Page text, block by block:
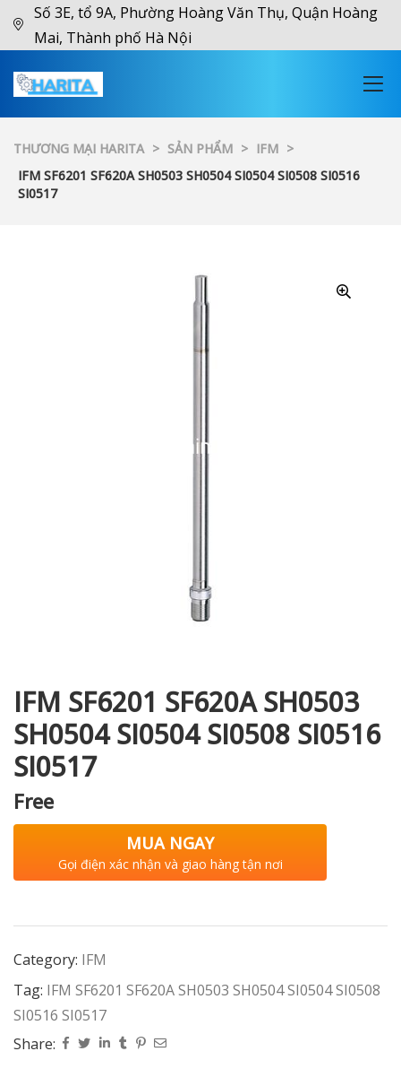
Số 3E, tổ 9A, Phường Hoàng Văn Thụ, Quận Hoàng
Mai, Thành phố Hà Nội
THƯƠNG MẠI HARITA > SẢN PHẨM > IFM >
IFM SF6201 SF620A SH0503 SH0504 SI0504 SI0508 SI0516
SI0517
IFM SF6201 SF620A SH0503
SH0504 SI0504 SI0508 SI0516
SI0517
Free
MUA NGAY
Gọi điện xác nhận và giao hàng tận nơi
Category: IFM
Tag: IFM SF6201 SF620A SH0503 SH0504 SI0504 SI0508
SI0516 SI0517
Share: